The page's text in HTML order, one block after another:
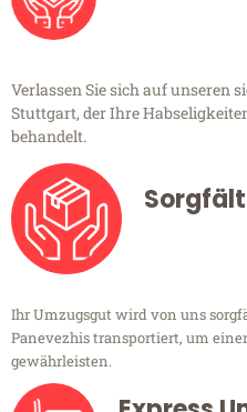
Verlassen Sie sich auf unseren
Stuttgart, der Ihre
behandelt.
Ihr Umzugsgut wird von uns
Panevezhis transportiert, um
gewährleisten.